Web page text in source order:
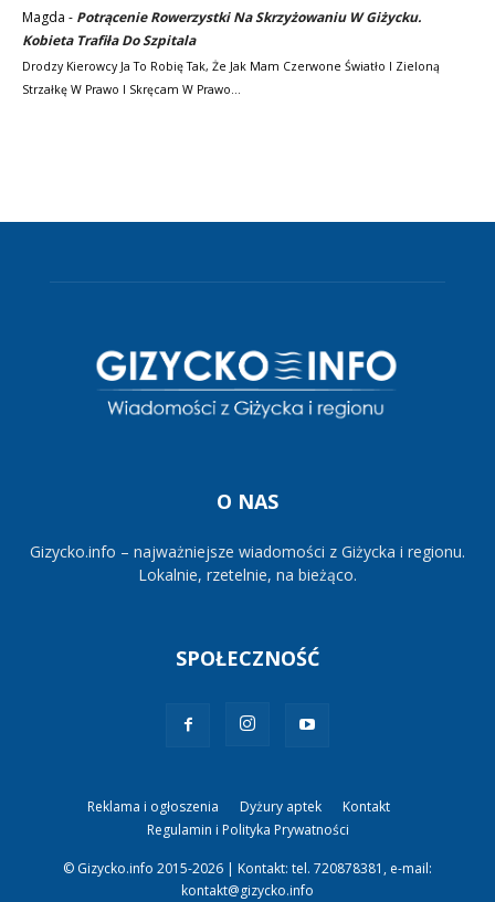
Magda - Potrącenie Rowerzystki Na Skrzyżowaniu W Giżycku.
Kobieta Trafiła Do Szpitala
Drodzy Kierowcy Ja To Robię Tak, Że Jak Mam Czerwone Światło I Zieloną
Strzałkę W Prawo I Skręcam W Prawo…
O NAS
Gizycko.info – najważniejsze wiadomości z Giżycka i regionu.
Lokalnie, rzetelnie, na bieżąco.
SPOŁECZNOŚĆ
Reklama i ogłoszenia Dyżury aptek
Kontakt
Regulamin i Polityka Prywatności
© Gizycko.info 2015-2026 | Kontakt: tel. 720878381, e-mail:
kontakt@gizycko.info